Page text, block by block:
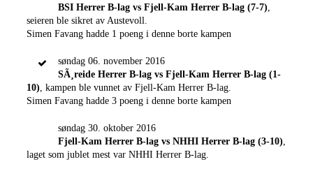
BSI Herrer B-lag vs Fjell-Kam Herrer B-lag (7-7),
seieren ble sikret av Austevoll.
Simen Favang hadde 1 poeng i denne borte kampen
søndag 06. november 2016
SÃ¸reide Herrer B-lag vs Fjell-Kam Herrer B-lag (1-
10), kampen ble vunnet av Fjell-Kam Herrer B-lag.
Simen Favang hadde 3 poeng i denne borte kampen
søndag 30. oktober 2016
Fjell-Kam Herrer B-lag vs NHHI Herrer B-lag (3-10),
laget som jublet mest var NHHI Herrer B-lag.